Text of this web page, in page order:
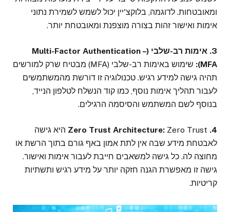
ומאובטחות. לדוגמה, בלוקצ'יין יכול לשמש לשמירת נתוני
אימות ואישור זהות בצורה מוצפנת ומאובטחת יותר.
3. אימות רב-שלבי (Multi-Factor Authentication –
MFA):
שימוש באימות רב-שלבי (MFA) מבטיח שרק למורשים
תהיה גישה למידע רגיש. טכנולוגיה זו דורשת מהמשתמשים
לעבור תהליך אימות נוסף, כמו קוד הנשלח לטלפון הנייד,
בנוסף לשם המשתמש והסיסמה הרגילים.
4. Zero Trust Architecture:
Zero Trust היא גישה
לאבטחת מידע שבה אין לתת אמון באף גורם בתוך הרשת או
מחוצה לה. כל גישה למשאבים חייבת לעבור אימות ואישור.
גישה זו מאפשרת הגנה חזקה יותר על מידע רגיש ותשתיות
קריטיות.